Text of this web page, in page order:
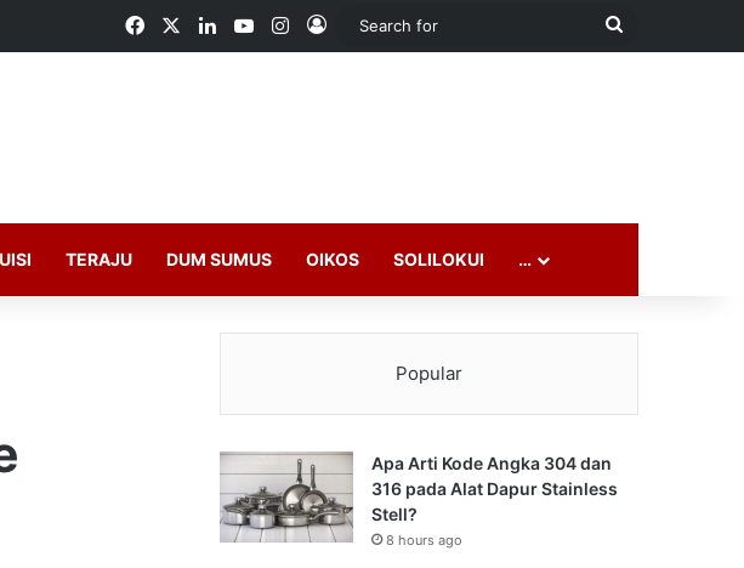
FacebookLinkedInYouTubeInstagram
Log In
Search
TERAJU DUM SUMUS OIKOS SOLILOKUI …
Popular
Apa Arti Kode Angka 304 dan
316 pada Alat Dapur Stainless
Stell?
8 hours ago